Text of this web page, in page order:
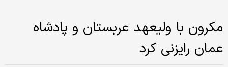
مکرون با ولیعهد عربستان و پادشاه
عمان رایزنی کرد